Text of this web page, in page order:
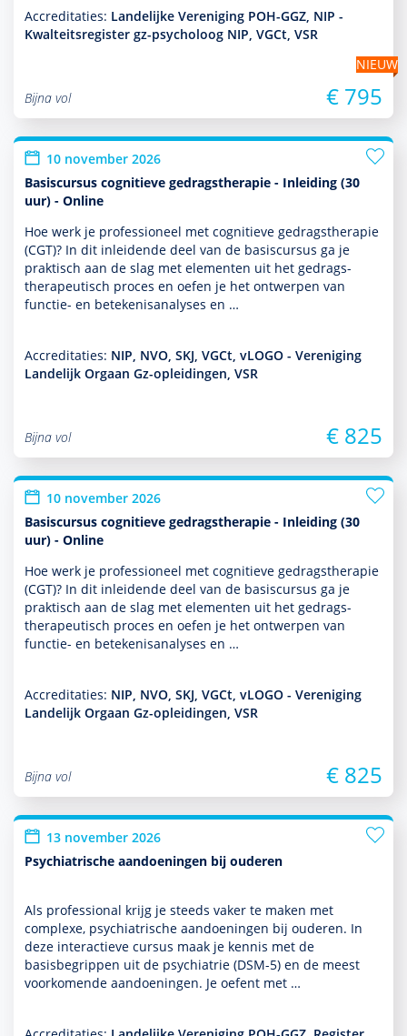
Accreditaties: Landelijke Vereniging POH-GGZ, NIP -
Kwalteitsregister gz-psycholoog NIP, VGCt, VSR
NIEUW
Bijna vol
€ 795
10 november 2026
Basiscursus cognitieve gedragstherapie - Inleiding (30
uur) - Online
Hoe werk je professioneel met cogni­tieve gedrags­thera­pie
(CGT)? In dit inleidende deel van de basis­cursus ga je
prak­tisch aan de slag met elementen uit het gedrags­
thera­peu­tisch proces en oefen je het ontwerpen van
functie- en bete­kenisanalyses en …
Accreditaties: NIP, NVO, SKJ, VGCt, vLOGO - Vereniging
Landelijk Orgaan Gz-opleidingen, VSR
Bijna vol € 825
10 november 2026
Basiscursus cognitieve gedragstherapie - Inleiding (30
uur) - Online
Hoe werk je professioneel met cogni­tieve gedrags­thera­pie
(CGT)? In dit inleidende deel van de basis­cursus ga je
prak­tisch aan de slag met elementen uit het gedrags­
thera­peu­tisch proces en oefen je het ontwerpen van
functie- en bete­kenisanalyses en …
Accreditaties: NIP, NVO, SKJ, VGCt, vLOGO - Vereniging
Landelijk Orgaan Gz-opleidingen, VSR
Bijna vol € 825
13 november 2026
Psychiatrische aandoeningen bij ouderen
Als professional krijg je steeds vaker te maken met
complexe, psychia­trische aan­doeningen bij ouderen. In
deze interactieve cursus maak je kennis met de
basisbegrippen uit de psychia­trie (DSM-5) en de meest
voor­komende aan­doeningen. Je oefent met …